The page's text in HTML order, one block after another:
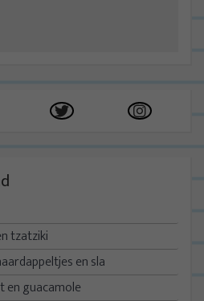
tzatziki
en sla
en guacamole